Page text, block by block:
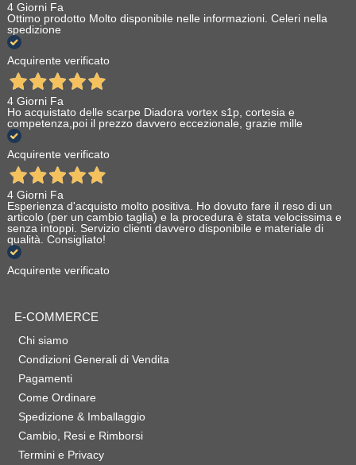
4 Giorni Fa
Ottimo prodotto Molto disponibile nelle informazioni. Celeri nella
spedizione
Acquirente verificato
4 Giorni Fa
Ho acquistato delle scarpe Diadora vortex s1p, cortesia e
competenza,poi il prezzo davvero eccezionale, grazie mille
Acquirente verificato
4 Giorni Fa
Esperienza d'acquisto molto positiva. Ho dovuto fare il reso di un
articolo (per un cambio taglia) e la procedura è stata velocissima e
senza intoppi. Servizio clienti davvero disponibile e materiale di
qualità. Consigliato!
Acquirente verificato
E-COMMERCE
Chi siamo
Condizioni Generali di Vendita
Pagamenti
Come Ordinare
Spedizione & Imballaggio
Cambio, Resi e Rimborsi
Termini e Privacy